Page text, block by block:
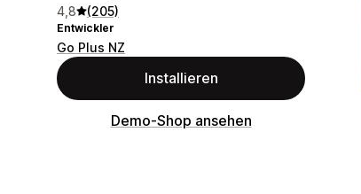
4,8 (205)
Entwickler
Go Plus NZ
Installieren
Demo-Shop ansehen